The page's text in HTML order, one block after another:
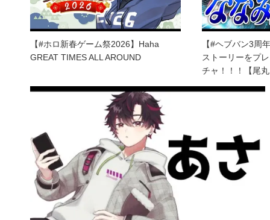
【#ホロ新春ゲーム祭2026】Haha
GREAT TIMES ALL AROUND​
【#ヘブバン3周
ストーリーをプ
チャ！！！【尾